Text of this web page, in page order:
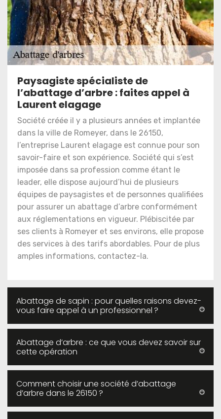
Paysagiste spécialiste de
l’abattage d’arbre : faites appel à
Laurent elagage
Société créée il y a plusieurs années et implantée
dans la ville de Romeyer, dans le 26150,
l’entreprise Laurent elagage est connue pour son
savoir-faire et son expérience. Société qui s’est
imposée dans sa profession comme étant le
leader, elle dispose aujourd’hui de plusieurs
équipes de paysagistes et de personnes qualifiées
pour assurer un abattage d’arbre conformément
aux réglementations en vigueur. Plébiscitée par
ses clients à Romeyer et ses environs, elle propose
des services à des tarifs abordables. Pour de plus
amples informations, contactez-la.
Abattage de sapin : pour quelles raisons devez-
vous faire appel à un professionnel ?
Abattage d’arbre : ce que vous devez savoir sur
cette opération
Comment choisir une société d’abattage
d’arbre dans le 26150 ?